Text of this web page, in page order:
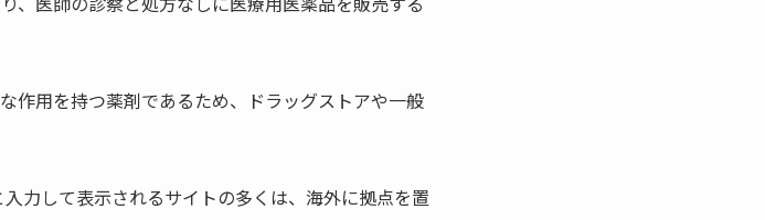
作用を持つ薬剤であるため、ドラッグストアや一般
力して表示されるサイトの多くは、海外に拠点を置